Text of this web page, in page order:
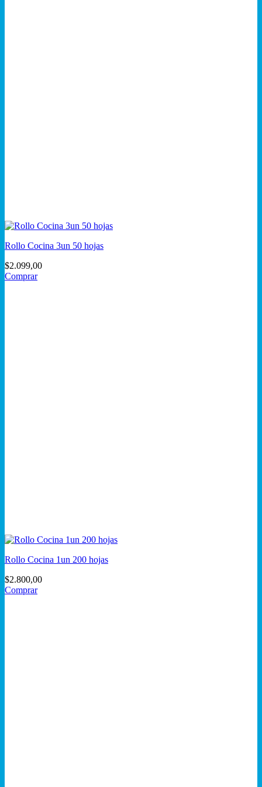
Rollo Cocina 3un 50 hojas
$2.099,00
Comprar
Rollo Cocina 1un 200 hojas
$2.800,00
Comprar